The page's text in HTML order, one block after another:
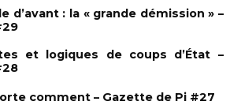
r
c
r
d’avant : la « grande démission » –
et logiques de coups d’État –
comment – Gazette de Pi #27